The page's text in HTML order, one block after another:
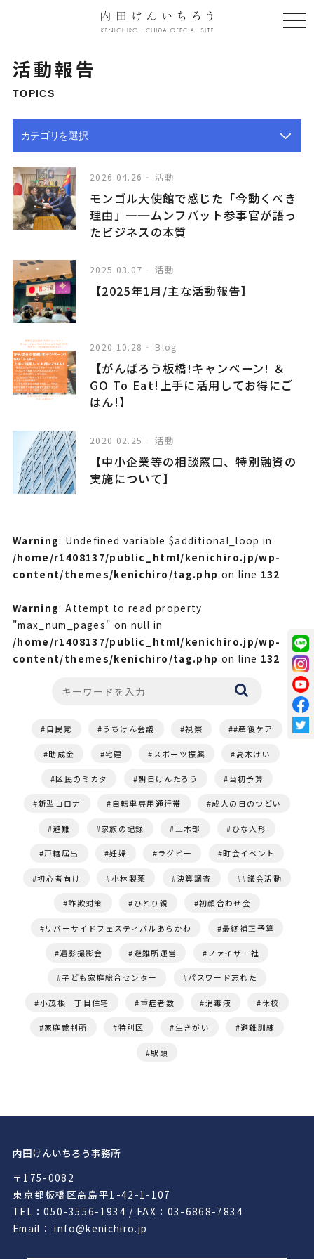
活動報告
TOPICS
2026.04.26 活動
モンゴル大使館で感じた「今動くべき
理由」──ムンフバット参事官が語っ
たビジネスの本質
2025.03.07 活動
【2025年1月/主な活動報告】
2020.10.28 Blog
【がんばろう板橋!キャンペーン! ＆
GO To Eat!上手に活用してお得にご
はん!】
2020.02.25 活動
【中小企業等の相談窓口、特別融資の
実施について】
Warning: Undefined variable $additional_loop in
/home/r1408137/public_html/kenichiro.jp/wp-
content/themes/kenichiro/tag.php on line 132
Warning: Attempt to read property
"max_num_pages" on null in
/home/r1408137/public_html/kenichiro.jp/wp-
content/themes/kenichiro/tag.php on line 132
自民党 うちけん会議 視察 #産後ケア
助成金 宅建 スポーツ振興 高木けい
区民のミカタ 朝日けんたろう 当初予算
新型コロナ 自転車専用通行帯 成人の日のつどい
避難 家族の記録 土木部 ひな人形
戸籍届出 妊婦 ラグビー 町会イベント
初心者向け 小林製薬 決算調査 #議会活動
詐欺対策 ひとり親 初顔合わせ会
リバーサイドフェスティバルあらかわ 最終補正予算
遺影撮影会 避難所運営 ファイザー社
子ども家庭総合センター パスワード忘れた
小茂根一丁目住宅 重症者数 消毒液 休校
家庭裁判所 特別区 生きがい 避難訓練
駅頭
内田けんいちろう事務所
〒175-0082
東京都板橋区高島平1-42-1-107
TEL：050-3556-1934 / FAX：03-6868-7834
Email： info@kenichiro.jp